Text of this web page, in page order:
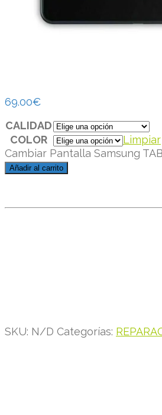
69.00€
CALIDAD
COLOR
Limpiar
Cambiar Pantalla Samsung
Añadir al carrito
SKU: N/D Categorías: